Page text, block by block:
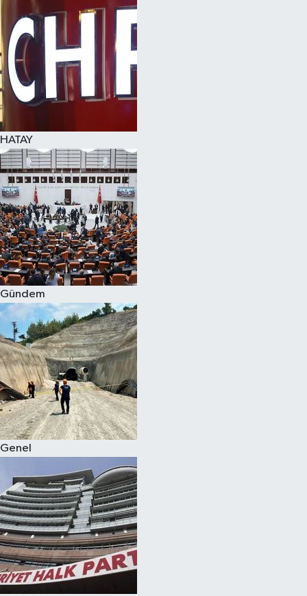
HATAY
Gündem
Genel
Spor
Teknoloji
Yaşam